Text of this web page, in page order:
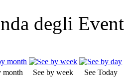
degli
month See by week
See Today